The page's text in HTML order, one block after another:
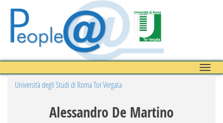
Toggle
Università degli Studi di Roma Tor Vergata
Alessandro De Martino